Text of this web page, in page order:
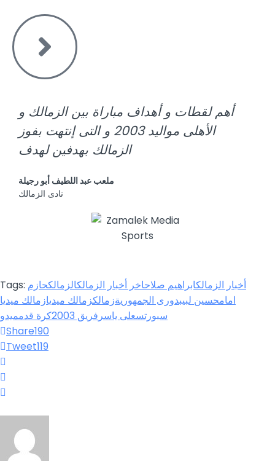
أهم لقطات و أهداف مباراة بين الزمالك و
الأهلى مواليد 2003 و التى إنتهت بفوز
الزمالك بهدفين لهدف
ملعب عبد اللطيف أبو رجيلة
نادى الزمالك
Tags: أخبار الزمالكابراهيم صلاحاخر أخبار الزمالكالزمالكحازم
امامحسين لبيبدورى الجمهوريةزمالكزمالك ميديازمالك ميديا
سبورتسعلى ياسر فريق 2003 كرة قدمميدو
Share190
Tweet119